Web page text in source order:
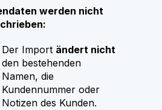
werden nicht
Der Import ändert nicht
den bestehenden
Namen, die
Kundennummer oder
Notizen des Kunden.